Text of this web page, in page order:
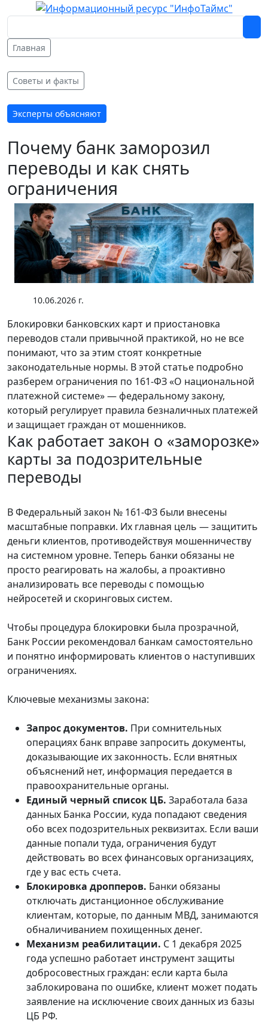
Главная
Советы и факты
Эксперты объясняют
Почему банк заморозил
переводы и как снять
ограничения
10.06.2026 г.
Блокировки банковских карт и приостановка
переводов стали привычной практикой, но не все
понимают, что за этим стоят конкретные
законодательные нормы. В этой статье подробно
разберем ограничения по 161-ФЗ «О национальной
платежной системе» — федеральному закону,
который регулирует правила безналичных платежей
и защищает граждан от мошенников.
Как работает закон о «заморозке»
карты за подозрительные
переводы
В Федеральный закон № 161-ФЗ были внесены
масштабные поправки. Их главная цель — защитить
деньги клиентов, противодействуя мошенничеству
на системном уровне. Теперь банки обязаны не
просто реагировать на жалобы, а проактивно
анализировать все переводы с помощью
нейросетей и скоринговых систем.
Чтобы процедура блокировки была прозрачной,
Банк России рекомендовал банкам самостоятельно
и понятно информировать клиентов о наступивших
ограничениях.
Ключевые механизмы закона:
Запрос документов. При сомнительных
операциях банк вправе запросить документы,
доказывающие их законность. Если внятных
объяснений нет, информация передается в
правоохранительные органы.
Единый черный список ЦБ. Заработала база
данных Банка России, куда попадают сведения
обо всех подозрительных реквизитах. Если ваши
данные попали туда, ограничения будут
действовать во всех финансовых организациях,
где у вас есть счета.
Блокировка дропперов. Банки обязаны
отключать дистанционное обслуживание
клиентам, которые, по данным МВД, занимаются
обналичиванием похищенных денег.
Механизм реабилитации. С 1 декабря 2025
года успешно работает инструмент защиты
добросовестных граждан: если карта была
заблокирована по ошибке, клиент может подать
заявление на исключение своих данных из базы
ЦБ РФ.